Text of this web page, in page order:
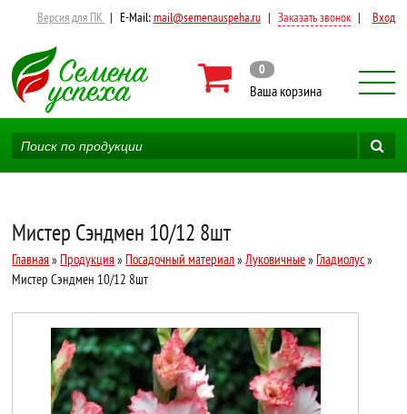
Версия для ПК | E-Mail:mail@semenauspeha.ru | Заказать звонок | Вход
0
Ваша корзина
Мистер Сэндмен 10/12 8шт
Главная » Продукция » Посадочный материал» Луковичные» Гладиолус»
Мистер Сэндмен 10/12 8шт